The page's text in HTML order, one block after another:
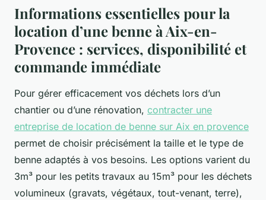
Informations essentielles pour la
location d’une benne à Aix-en-
Provence : services, disponibilité et
commande immédiate
Pour gérer efficacement vos déchets lors d’un
chantier ou d’une rénovation, contracter une
entreprise de location de benne sur Aix en provence
permet de choisir précisément la taille et le type de
benne adaptés à vos besoins. Les options varient du
3m³ pour les petits travaux au 15m³ pour les déchets
volumineux (gravats, végétaux, tout-venant, terre),